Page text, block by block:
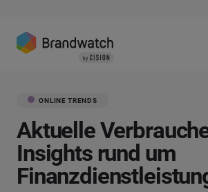
ONLINE TRENDS
Aktuelle
Insights rund um